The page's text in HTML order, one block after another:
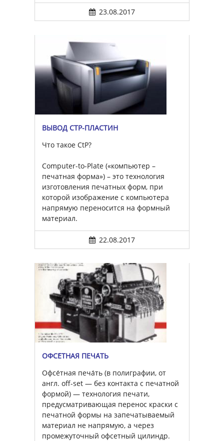
23.08.2017
ВЫВОД CTP-ПЛАСТИН
Что такое CtP?
Computer-to-Plate («компьютер –
печатная форма») – это технология
изготовления печатных форм, при
которой изображение с компьютера
напрямую переносится на формный
материал.
22.08.2017
ОФСЕ́ТНАЯ ПЕЧА́ТЬ
Офсе́тная печа́ть (в полиграфии, от
англ. off-set — без контакта с печатной
формой) — технология печати,
предусматривающая перенос краски с
печатной формы на запечатываемый
материал не напрямую, а через
промежуточный офсетный цилиндр.